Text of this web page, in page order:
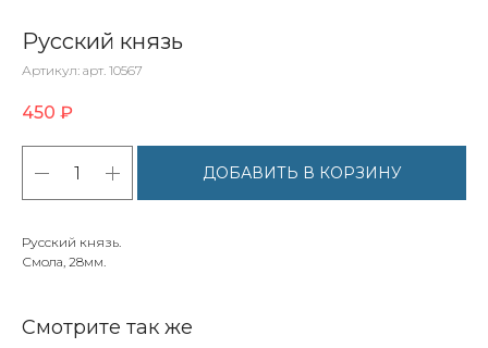
Русский князь
Артикул: арт. 10567
450 ₽
ДОБАВИТЬ В КОРЗИНУ
Русский князь.
Смола, 28мм.
Смотрите так же